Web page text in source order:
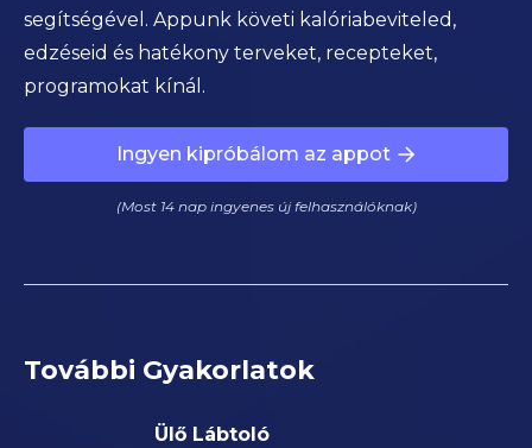
segítségével. Appunk követi kalóriabeviteled,
edzéseid és hatékony terveket, recepteket,
programokat kínál.
Ingyen kipróbálom az appot
(Most 14 nap ingyenes új felhasználóknak)
További Gyakorlatok
Ülő Lábtoló